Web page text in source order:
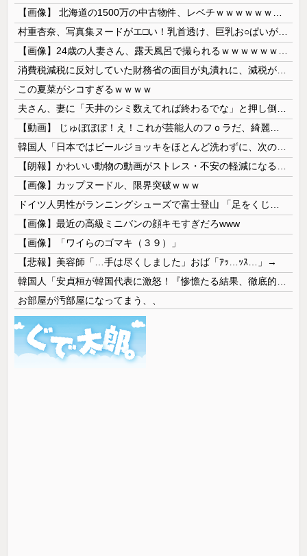
この夏菜がシコすぎるｗｗｗｗ
【画像】カップヌードル、限界突破ｗｗｗ
【画像】最近の高級ミニバンの顔キモすぎだろwww
【画像】「ワイらのゴマキ（３９）」
【悲報】美容師「…手は尽くしました」おば「ｱｯ…ｯｽ…」→
お部屋が汚部屋になってまう、、